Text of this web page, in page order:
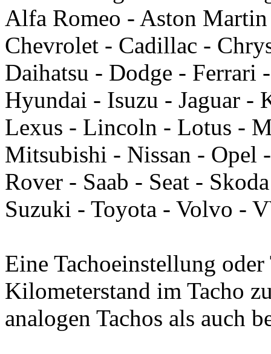
Alfa Romeo - Aston
Chevrolet - Cadillac -
Daihatsu - Dodge -
Hyundai - Isuzu - Jaguar -
Lexus - Lincoln - Lotus -
Mitsubishi - Nissan - Opel
Rover - Saab - Seat -
Suzuki - Toyota - Volvo -
Eine Tachoeinstellung
Kilometerstand im Tacho
analogen Tachos als auch